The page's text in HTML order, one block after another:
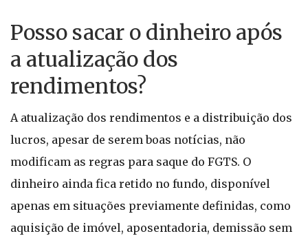
Posso sacar o dinheiro após
a atualização dos
rendimentos?
A atualização dos rendimentos e a distribuição dos
lucros, apesar de serem boas notícias, não
modificam as regras para saque do FGTS. O
dinheiro ainda fica retido no fundo, disponível
apenas em situações previamente definidas, como
aquisição de imóvel, aposentadoria, demissão sem